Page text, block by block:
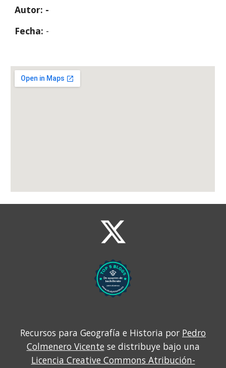
Autor: -
Fecha: -
Recursos para Geografía e Historia por Pedro
Colmenero Vicente se distribuye bajo una
Licencia Creative Commons Atribución-